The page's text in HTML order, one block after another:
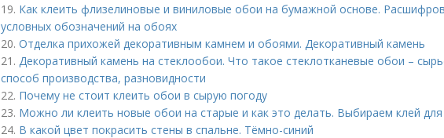
19. Как клеить флизелиновые и виниловые обои на бумажной основе.
условных обозначений на обоях
20. Отделка прихожей декоративным камнем и обоями. Декоративный камень
21. Декоративный камень на стеклообои. Что такое стеклотканевые обои –
способ производства, разновидности
22. Почему не стоит клеить обои в сырую погоду
23. Можно ли клеить новые обои на старые и как это делать. Выбираем клей
24. В какой цвет покрасить стены в спальне. Тёмно-синий